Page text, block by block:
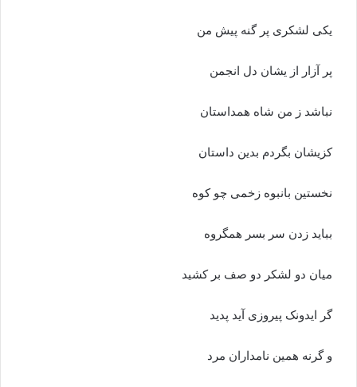
یکى لشکرى پر گنه پیش من
پر آزار از یشان دل انجمن‏
نباشد ز من شاه همداستان
کزیشان بگردم بدین داستان‏
نخستین بانبوه زخمى چو کوه
بباید زدن سر بسر همگروه‏
میان دو لشکر دو صف بر کشید
گر ایدونک پیروزى آید پدید
و گرنه همین نامداران مرد